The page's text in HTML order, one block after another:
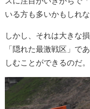
いる方も多いかもしれな
しかし、それは大きな
「隠れた最激戦区」で
しむことができるのだ。